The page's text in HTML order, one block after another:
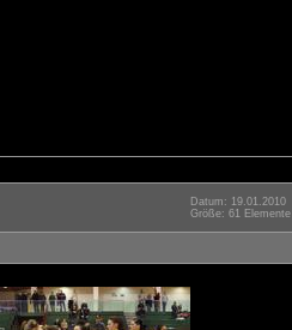
Datum: 19.01.2010
Größe: 61 Elemente